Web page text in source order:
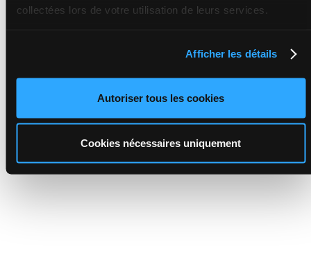
collectées lors de votre utilisation de leurs services.
Afficher les détails
Autoriser tous les cookies
Cookies nécessaires uniquement